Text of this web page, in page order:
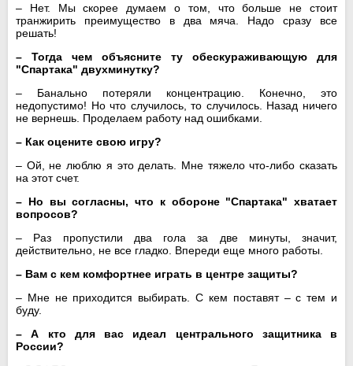
– Нет. Мы скорее думаем о том, что больше не стоит
транжирить преимущество в два мяча. Надо сразу все
решать!
– Тогда чем объясните ту обескураживающую для
"Спартака" двухминутку?
– Банально потеряли концентрацию. Конечно, это
недопустимо! Но что случилось, то случилось. Назад ничего
не вернешь. Проделаем работу над ошибками.
– Как оцените свою игру?
– Ой, не люблю я это делать. Мне тяжело что-либо сказать
на этот счет.
– Но вы согласны, что к обороне "Спартака" хватает
вопросов?
– Раз пропустили два гола за две минуты, значит,
действительно, не все гладко. Впереди еще много работы.
– Вам с кем комфортнее играть в центре защиты?
– Мне не приходится выбирать. С кем поставят – с тем и
буду.
– А кто для вас идеал центрального защитника в
России?